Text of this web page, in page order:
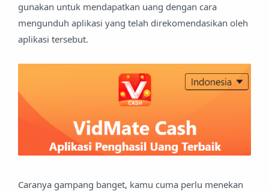
gunakan untuk mendapatkan uang dengan cara
mengunduh aplikasi yang telah direkomendasikan oleh
aplikasi tersebut.
Caranya gampang banget, kamu cuma perlu menekan